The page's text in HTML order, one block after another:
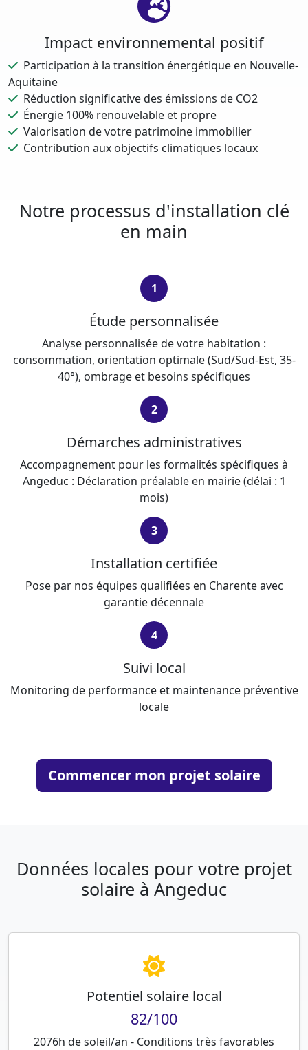
Impact environnemental positif
Participation à la transition énergétique en Nouvelle-
Aquitaine
Réduction significative des émissions de CO2
Énergie 100% renouvelable et propre
Valorisation de votre patrimoine immobilier
Contribution aux objectifs climatiques locaux
Notre processus d'installation clé
en main
1
Étude personnalisée
Analyse personnalisée de votre habitation :
consommation, orientation optimale (Sud/Sud-Est, 35-
40°), ombrage et besoins spécifiques
2
Démarches administratives
Accompagnement pour les formalités spécifiques à
Angeduc : Déclaration préalable en mairie (délai : 1
mois)
3
Installation certifiée
Pose par nos équipes qualifiées en Charente avec
garantie décennale
4
Suivi local
Monitoring de performance et maintenance préventive
locale
Commencer mon projet solaire
Données locales pour votre projet
solaire à Angeduc
Potentiel solaire local
82/100
2076h de soleil/an - Conditions très favorables